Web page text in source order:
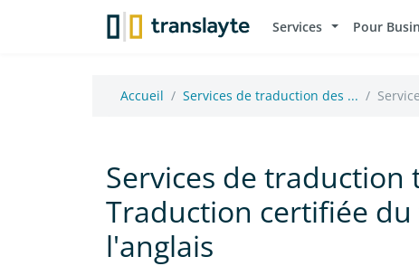
Services Pour
Accueil Services de traduction des ...
Services de traduction
Traduction certifiée
l'anglais